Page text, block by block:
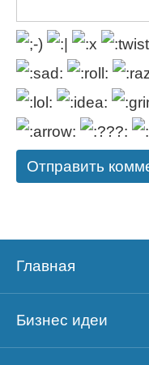
Главная
Бизнес идеи